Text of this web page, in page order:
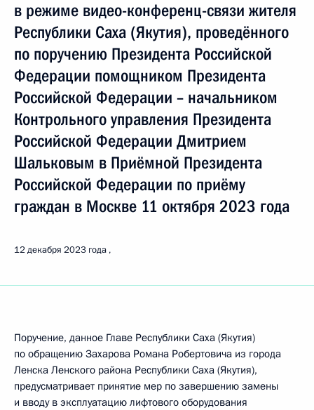
в режиме видео-конференц-связи жителя
Республики Саха (Якутия), проведённого
по поручению Президента Российской
Федерации помощником Президента
Российской Федерации – начальником
Контрольного управления Президента
Российской Федерации Дмитрием
Шальковым в Приёмной Президента
Российской Федерации по приёму
граждан в Москве 11 октября 2023 года
12 декабря 2023 года
Поручение, данное Главе Республики Саха (Якутия)
по обращению Захарова Романа Робертовича из города
Ленска Ленского района Республики Саха (Якутия),
предусматривает принятие мер по завершению замены
и вводу в эксплуатацию лифтового оборудования